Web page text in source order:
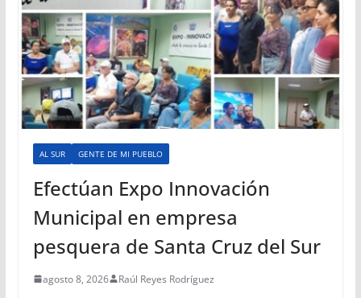
AL SUR GENTE DE MI PUEBLO
Efectúan Expo Innovación
Municipal en empresa
pesquera de Santa Cruz del Sur
agosto 8, 2026 Raúl Reyes Rodríguez